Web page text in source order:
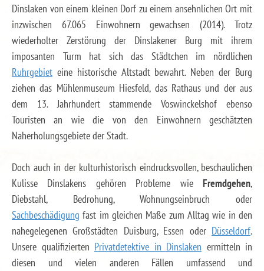
Dinslaken von einem kleinen Dorf zu einem ansehnlichen Ort mit
inzwischen 67.065 Einwohnern gewachsen (2014). Trotz
wiederholter Zerstörung der Dinslakener Burg mit ihrem
imposanten Turm hat sich das Städtchen im nördlichen
Ruhrgebiet eine historische Altstadt bewahrt. Neben der Burg
ziehen das Mühlenmuseum Hiesfeld, das Rathaus und der aus
dem 13. Jahrhundert stammende Voswinckelshof ebenso
Touristen an wie die von den Einwohnern geschätzten
Naherholungsgebiete der Stadt.
Doch auch in der kulturhistorisch eindrucksvollen, beschaulichen
Kulisse Dinslakens gehören Probleme wie Fremdgehen,
Diebstahl, Bedrohung, Wohnungseinbruch oder
Sachbeschädigung fast im gleichen Maße zum Alltag wie in den
nahegelegenen Großstädten Duisburg, Essen oder Düsseldorf.
Unsere qualifizierten Privatdetektive in Dinslaken ermitteln in
diesen und vielen anderen Fällen umfassend und